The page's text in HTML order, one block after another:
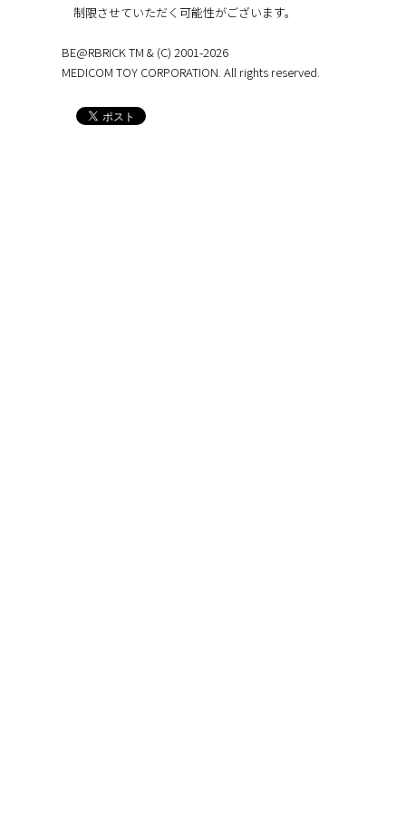
制限させていただく可能性がございます。
BE@RBRICK TM & (C) 2001-2026
MEDICOM TOY CORPORATION. All rights reserved.